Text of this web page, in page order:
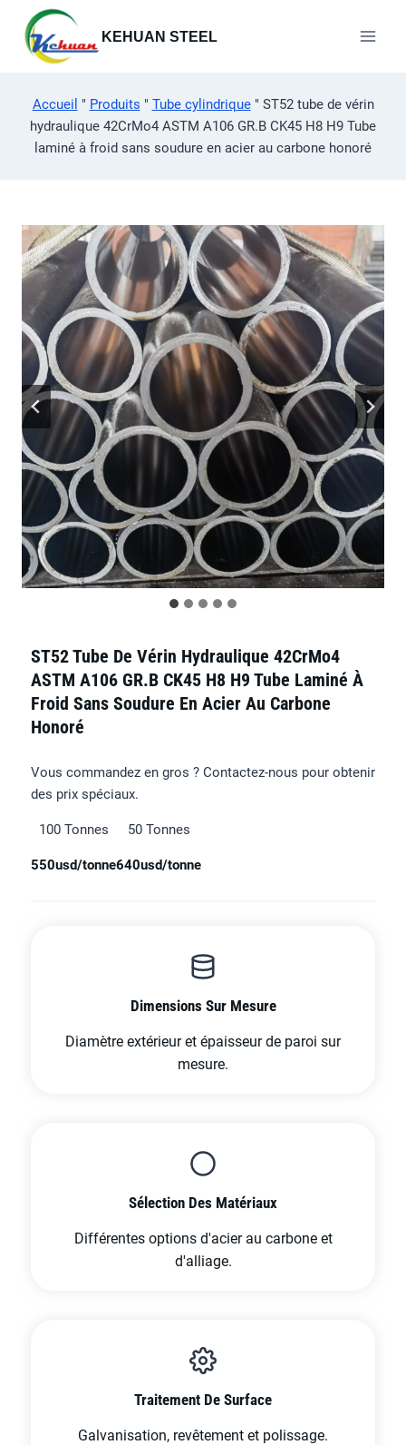
contenu
KEHUAN STEEL
Accueil " Produits " Tube cylindrique" ST52 tube de vérin
hydraulique 42CrMo4 ASTM A106 GR.B CK45 H8 H9 Tube
laminé à froid sans soudure en acier au carbone honoré
ST52 Tube De Vérin Hydraulique 42CrMo4
ASTM A106 GR.B CK45 H8 H9 Tube Laminé À
Froid Sans Soudure En Acier Au Carbone
Honoré
Vous commandez en gros ? Contactez-nous pour obtenir
des prix spéciaux.
100 Tonnes
550usd/tonne
50 Tonnes
640usd/tonne
Dimensions Sur Mesure
Diamètre extérieur et épaisseur de paroi sur
mesure.
Sélection Des Matériaux
Différentes options d'acier au carbone et
d'alliage.
Traitement De Surface
Galvanisation, revêtement et polissage.